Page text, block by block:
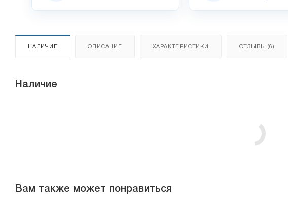
НАЛИЧИЕ ОПИСАНИЕ ХАРАКТЕРИСТИКИ ОТЗЫВЫ (6)
Наличие
Вам также может понравиться